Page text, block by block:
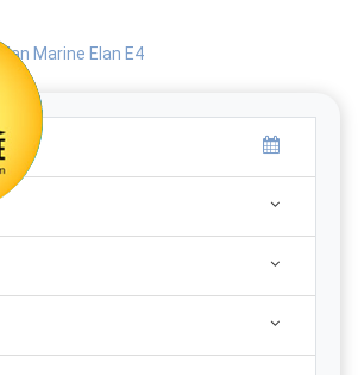
Elan Marine Elan E4